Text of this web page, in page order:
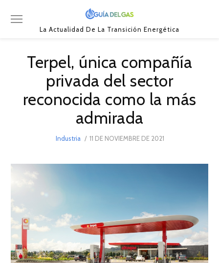
La Actualidad De La Transición Energética
Terpel, única compañía
privada del sector
reconocida como la más
admirada
Industria
POSTED
11 DE NOVIEMBRE DE 2021